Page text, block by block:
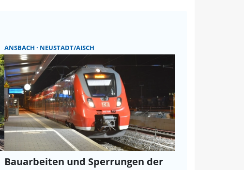
ANSBACH NEUSTADT/AISCH
Bauarbeiten und Sperrungen der